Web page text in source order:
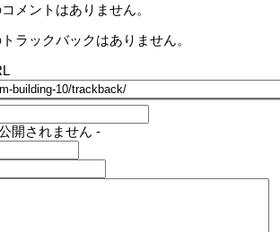
メントはありません。
ラックバックはありません。
開されません -